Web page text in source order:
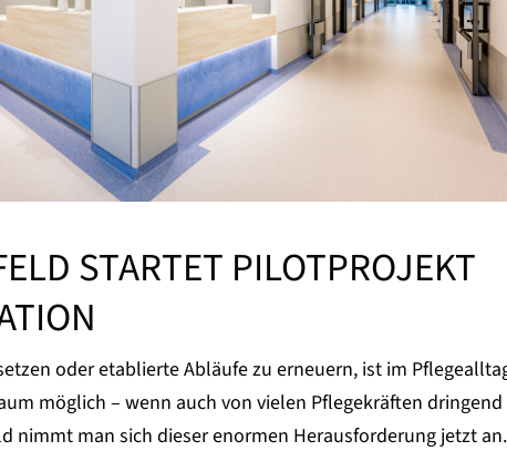
STARTET PILOTPROJEKT
oder etablierte Abläufe zu erneuern, ist im
möglich – wenn auch von vielen Pflegekräften dringend
nimmt man sich dieser enormen Herausforderung jetzt an.